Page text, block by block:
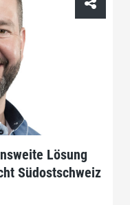
Lösung
Südostschweiz